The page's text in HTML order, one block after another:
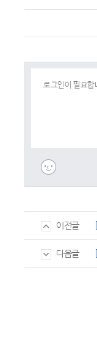
이전글
다음글